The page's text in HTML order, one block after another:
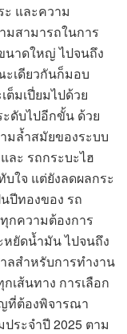
และความ
มสามารถในการ
าดใหญ่ ไปจนถึง
เดียวกันก็มอบ
มเปี่ยมไปด้วย
ะดับไปอีกขั้น ด้วย
มล้ำสมัยของระบบ
ละ รถกระบะไฮ
ใจ แต่ยังลดผลกระ
ปีทองของ รถ
กความต้องการ
หยัดน้ำมัน ไปจนถึง
สำหรับการทำงาน
เส้นทาง การเลือก
ที่ต้องพิจารณา
ระจำปี 2025 ตาม